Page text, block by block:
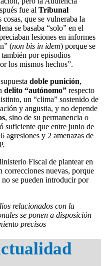
fue al Tribunal
que se vulneraba la
se basaba “solo” en el
lesiones en informes
(non bis in idem) porque se
por episodios
los mismos hechos”.
doble punición,
delito “autónomo” respecto
un “clima” sostenido de
y angustia, y no depende
, sino de su permanencia o
suficiente que entre junio de
agresiones y 2 amenazas de
Fiscal de plantear en
correcciones nuevas, porque
no se pueden introducir por
relacionados con la
se ponen a disposición
precisos